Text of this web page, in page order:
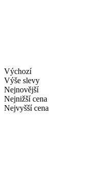
Výchozí
Výše slevy
Nejnovější
Nejnižší cena
Nejvyšší cena